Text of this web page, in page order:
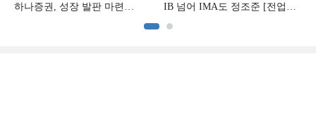
하나증권, 성장 발판 마련
IB 넘어 IMA도 정조준 [전업계